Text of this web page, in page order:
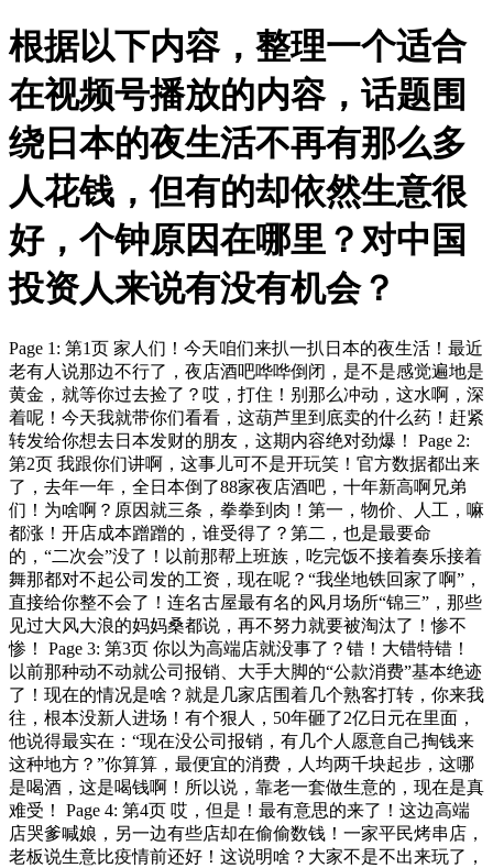
根据以下内容，整理一个适合
在视频号播放的内容，话题围
绕日本的夜生活不再有那么多
人花钱，但有的却依然生意很
好，个钟原因在哪里？对中国
投资人来说有没有机会？
Page 1: 第1页 家人们！今天咱们来扒一扒日本的夜生活！最近
老有人说那边不行了，夜店酒吧哗哗倒闭，是不是感觉遍地是
黄金，就等你过去捡了？哎，打住！别那么冲动，这水啊，深
着呢！今天我就带你们看看，这葫芦里到底卖的什么药！赶紧
转发给你想去日本发财的朋友，这期内容绝对劲爆！ Page 2:
第2页 我跟你们讲啊，这事儿可不是开玩笑！官方数据都出来
了，去年一年，全日本倒了88家夜店酒吧，十年新高啊兄弟
们！为啥啊？原因就三条，拳拳到肉！第一，物价、人工，嘛
都涨！开店成本蹭蹭的，谁受得了？第二，也是最要命
的，“二次会”没了！以前那帮上班族，吃完饭不接着奏乐接着
舞那都对不起公司发的工资，现在呢？“我坐地铁回家了啊”，
直接给你整不会了！连名古屋最有名的风月场所“锦三”，那些
见过大风大浪的妈妈桑都说，再不努力就要被淘汰了！惨不
惨！ Page 3: 第3页 你以为高端店就没事了？错！大错特错！
以前那种动不动就公司报销、大手大脚的“公款消费”基本绝迹
了！现在的情况是啥？就是几家店围着几个熟客打转，你来我
往，根本没新人进场！有个狠人，50年砸了2亿日元在里面，
他说得最实在：“现在没公司报销，有几个人愿意自己掏钱来
这种地方？”你算算，最便宜的消费，人均两千块起步，这哪
是喝酒，这是喝钱啊！所以说，靠老一套做生意的，现在是真
难受！ Page 4: 第4页 哎，但是！最有意思的来了！这边高端
店哭爹喊娘，另一边有些店却在偷偷数钱！一家平民烤串店，
老板说生意比疫情前还好！这说明啥？大家不是不出来玩了，